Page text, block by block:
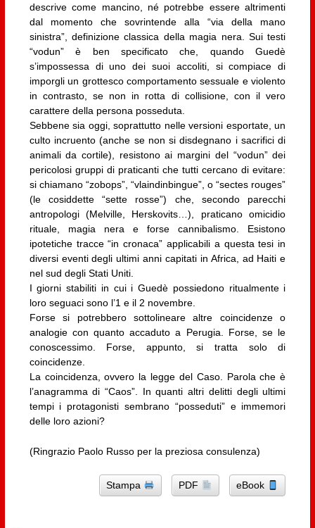
descrive come mancino, né potrebbe essere altrimenti
dal momento che sovrintende alla “via della mano
sinistra”, definizione classica della magia nera. Sui testi
“vodun” è ben specificato che, quando Guedè
s’impossessa di uno dei suoi accoliti, si compiace di
imporgli un grottesco comportamento sessuale e violento
in contrasto, se non in rotta di collisione, con il vero
carattere della persona posseduta.
Sebbene sia oggi, soprattutto nelle versioni esportate, un
culto incruento (anche se non si disdegnano i sacrifici di
animali da cortile), resistono ai margini del “vodun” dei
pericolosi gruppi di praticanti che tutti cercano di evitare:
si chiamano “zobops”, “vlaindinbingue”, o “sectes rouges”
(le cosiddette “sette rosse”) che, secondo parecchi
antropologi (Melville, Herskovits…), praticano omicidio
rituale, magia nera e forse cannibalismo. Esistono
ipotetiche tracce “in cronaca” applicabili a questa tesi in
diversi eventi degli ultimi anni capitati in Africa, ad Haiti e
nel sud degli Stati Uniti.
I giorni stabiliti in cui i Guedè possiedono ritualmente i
loro seguaci sono l’1 e il 2 novembre.
Forse si potrebbero sottolineare altre coincidenze o
analogie con quanto accaduto a Perugia. Forse, se le
conoscessimo. Forse, appunto, si tratta solo di
coincidenze.
La coincidenza, ovvero la legge del Caso. Parola che è
l’anagramma di “Caos”. In quanti altri delitti degli ultimi
tempi i protagonisti sembrano “posseduti” e immemori
delle loro azioni?
(Ringrazio Paolo Russo per la preziosa consulenza)
Stampa PDF eBook